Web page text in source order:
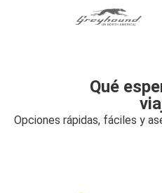
Qué
Opciones rápidas, fáciles y